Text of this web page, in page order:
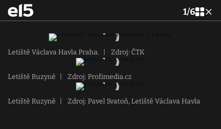
1/6
Letiště Václava Havla Praha. Zdroj: ČTK
Letiště Ruzyně Zdroj: Profimedia.cz
Letiště Ruzyně Zdroj: Pavel Svatoň, Letiště Václava Havla